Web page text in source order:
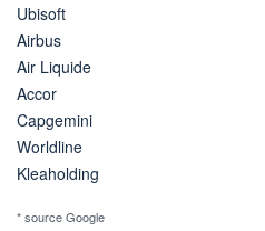
Ubisoft
Airbus
Air Liquide
Accor
Capgemini
Worldline
Kleaholding
* source Google